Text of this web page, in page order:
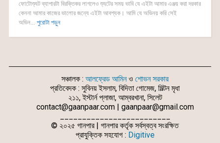
ফোটোশ্যুট ব্যাপারটা বিরক্তিকর লাগলেও শ্যুটের সময় ভাবি যে এইটা আমার এঞ্জয় করা দরকার
কেননা আমার কাজের ভালোর জন্যে এইটা আবশ্যক। আমি যে অভিনয় করি সেই
অভিন... পুরোটা পড়ুন
সঞ্চালক : আলফ্রেড আমিনও শোভন সরকার
প্রতিবেদক : সুবিনয় ইসলাম, বিদিতা গোমেজ, মিল্টন মৃধা
২১১, ইস্টার্ন প্লাজা, আম্বরখানা, সিলেট
contact@gaanpaar.com | gaanpaar@gmail.com
© ২০২৫ গানপার | গানপার কর্তৃক সর্বস্বত্ব সংরক্ষিত
প্রাযুক্তিক সহযোগ : Digitive